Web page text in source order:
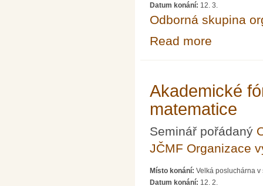
Datum konání: 12. 3.
Odborná skupina
Read more
Akademické
matematice
Seminář pořádaný
JČMF Organizace
Místo konání: Velká posluchárna v
Datum konání: 12. 2.